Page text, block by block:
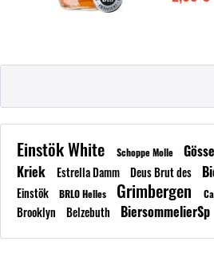
Einstök White Schoppe Molle
Kriek
Estrella Damm Deus Brut des
Einstök
BRLO Helles Grimbergen
Brooklyn Belzebuth BiersommelierSp